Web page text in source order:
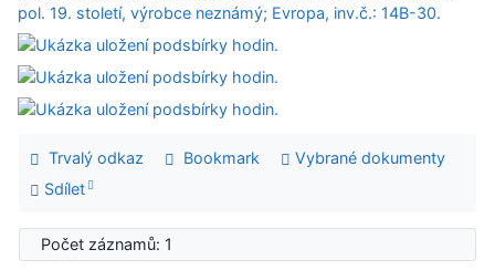
Trvalý odkaz Bookmark
Vybrané dokumenty
Sdílet
Počet záznamů: 1